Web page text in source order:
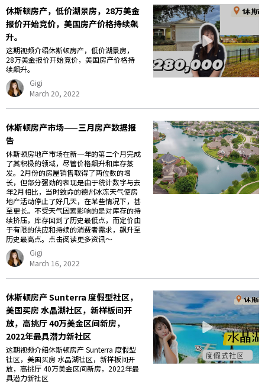
休斯顿房产，低价湖景房，28万美金
报价开始竞价，美国房产价格持续飙
升。
这期视频介绍休斯顿房产，低价湖景房，
28万美金报价开始竞价，美国房产价格持
续飙升。
Gigi
March 20, 2022
休斯顿房产市场——三月房产数据报
告
休斯顿房地产市场在新一年的第二个月完成
了其积极的领域，尽管价格飙升和库存蒸
发。2月份的房屋销售取得了两位数的增
长，但部分强劲的表现是由于统计数字与去
年2月相比，当时致命的德州冰冻天气使房
地产活动停止了好几天，在某些情况下，甚
至更长。不受天气因素影响的是对库存的持
续挤压，库存回到了历史最低点，而定价由
于有限的供应和持续的消费者需求，飙升至
历史最高点。点击阅读更多资讯～
Gigi
March 16, 2022
休斯顿房产 Sunterra 度假型社区，
美国买房 水晶湖社区，新样板间开
放，高挑厅 40万美金区间新房，
2022年最具潜力新社区
这期视频介绍休斯顿房产 Sunterra 度假型
社区，美国买房 水晶湖社区，新样板间开
放，高挑厅 40万美金区间新房，2022年最
具潜力新社区